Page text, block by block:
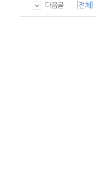
다음글 [전체]